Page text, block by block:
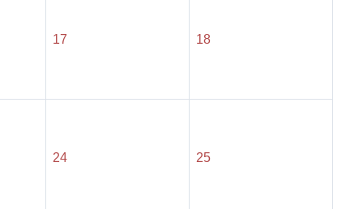
17 18
24 25